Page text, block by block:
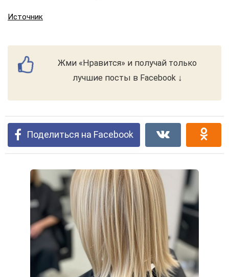
Источник
Жми «Нравится» и получай только
лучшие посты в Facebook ↓
Поделиться на Facebook